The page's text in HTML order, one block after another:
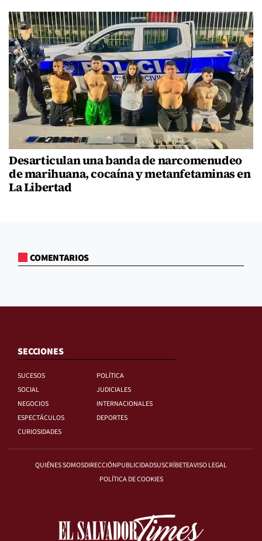
Desarticulan una banda de narcomenudeo
de marihuana, cocaína y metanfetaminas en
La Libertad
COMENTARIOS
SECCIONES
SUCESOS
POLÍTICA
SOCIAL
JUDICIALES
NEGOCIOS
INTERNACIONALES
ESPECTÁCULOS
DEPORTES
CURIOSIDADES
QUIÉNES SOMOSDIRECCIÓNPUBLICIDADSUSCRÍBETEAVISO LEGAL
POLÍTICA DE COOKIES